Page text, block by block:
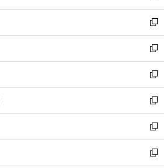
開
く
ウ
で
開
く
ン
ド
ウ
で
開
く
ウ
ィ
ン
ド
ウ
で
開
く
し
い
ウ
ィ
ン
ド
ウ
で
開
く
新
し
い
ウ
ィ
ン
ド
ウ
で
開
く
新
し
い
ウ
ィ
ン
ド
ウ
で
開
新
し
い
ウ
ィ
ン
ド
新
し
い
ウ
ィ
新
し
い
新